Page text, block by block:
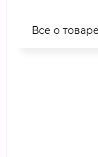
Все о товаре